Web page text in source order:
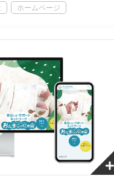
ホームページ